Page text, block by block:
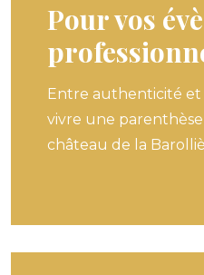
Pour vos
Entre authenticité et
vivre une
château de la